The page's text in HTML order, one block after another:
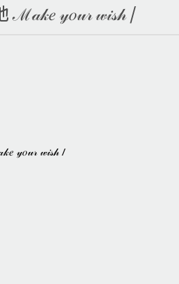
ℳ𝒶𝓀𝑒 𝓎𝑜𝓊𝓇 𝓌𝒾𝓈𝒽 /
𝓎𝑜𝓊𝓇 𝓌𝒾𝓈𝒽 /